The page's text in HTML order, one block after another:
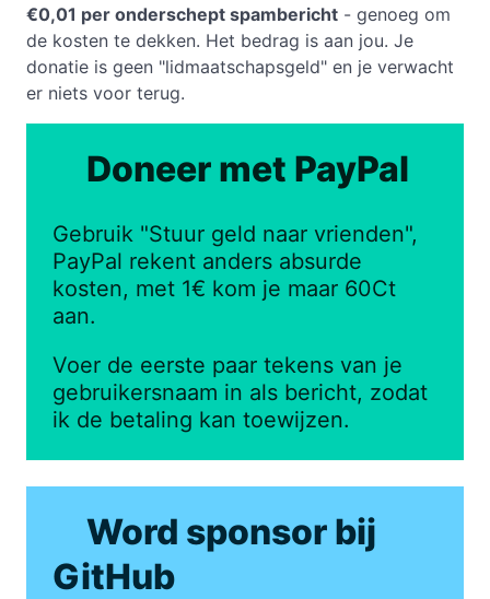
€0,01 per onderschept spambericht - genoeg om
de kosten te dekken. Het bedrag is aan jou. Je
donatie is geen "lidmaatschapsgeld" en je verwacht
er niets voor terug.
Doneer met PayPal
Gebruik "Stuur geld naar vrienden",
PayPal rekent anders absurde
kosten, met 1€ kom je maar 60Ct
aan.
Voer de eerste paar tekens van je
gebruikersnaam in als bericht, zodat
ik de betaling kan toewijzen.
Word sponsor bij
GitHub